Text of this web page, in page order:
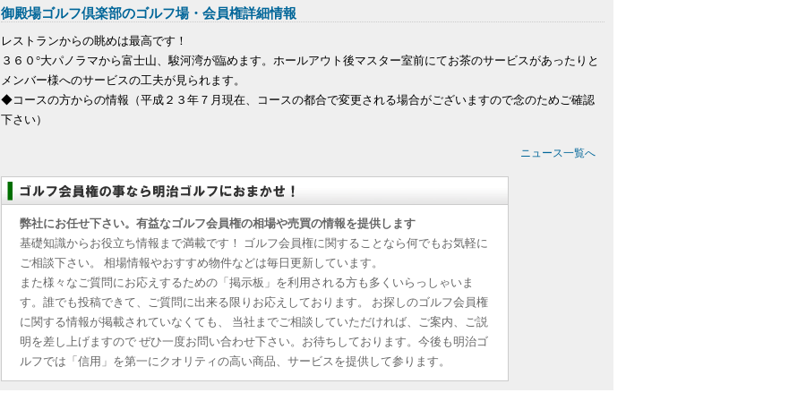
御殿場ゴルフ倶楽部のゴルフ場・会員権詳細情報
レストランからの眺めは最高です！
３６０°大パノラマから富士山、駿河湾が臨めます。ホールアウト後マスター室前にてお茶のサービスがあったりと
メンバー様へのサービスの工夫が見られます。
◆コースの方からの情報（平成２３年７月現在、コースの都合で変更される場合がございますので念のためご確認
下さい）
ニュース一覧へ
弊社にお任せ下さい。有益なゴルフ会員権の相場や売買の情報を提供します
基礎知識からお役立ち情報まで満載です！ ゴルフ会員権に関することなら何でもお気軽に
ご相談下さい。 相場情報やおすすめ物件などは毎日更新しています。
また様々なご質問にお応えするための「掲示板」を利用される方も多くいらっしゃいま
す。誰でも投稿できて、ご質問に出来る限りお応えしております。 お探しのゴルフ会員権
に関する情報が掲載されていなくても、 当社までご相談していただければ、ご案内、ご説
明を差し上げますので ぜひ一度お問い合わせ下さい。お待ちしております。今後も明治ゴ
ルフでは「信用」を第一にクオリティの高い商品、サービスを提供して参ります。